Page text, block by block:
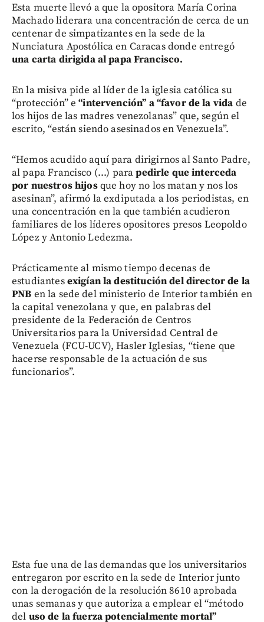
Esta muerte llevó a que la opositora María Corina
Machado liderara una concentración de cerca de un
centenar de simpatizantes en la sede de la
Nunciatura Apostólica en Caracas donde entregó
una carta dirigida al papa Francisco.
En la misiva pide al líder de la iglesia católica su
“protección” e“intervención” a “favor de la vida de
los hijos de las madres venezolanas” que, según el
escrito, “están siendo asesinados en Venezuela”.
“Hemos acudido aquí para dirigirnos al Santo Padre,
al papa Francisco (...) parapedirle que interceda
por nuestros hijosque hoy no los matan y nos los
asesinan”, afirmó la exdiputada a los periodistas, en
una concentración en la que también acudieron
familiares de los líderes opositores presos Leopoldo
López y Antonio Ledezma.
Prácticamente al mismo tiempo decenas de
estudiantesexigían la destitución del director de la
PNB en la sede del ministerio de Interior también en
la capital venezolana y que, en palabras del
presidente de la Federación de Centros
Universitarios para la Universidad Central de
Venezuela (FCU-UCV), Hasler Iglesias, “tiene que
hacerse responsable de la actuación de sus
funcionarios”.
Esta fue una de las demandas que los universitarios
entregaron por escrito en la sede de Interior junto
con la derogación de la resolución 8610 aprobada
unas semanas y que autoriza a emplear el “método
del uso de la fuerza potencialmente mortal”